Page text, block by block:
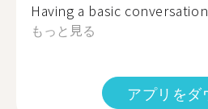
Having a basic
もっと見る
アプリをダ